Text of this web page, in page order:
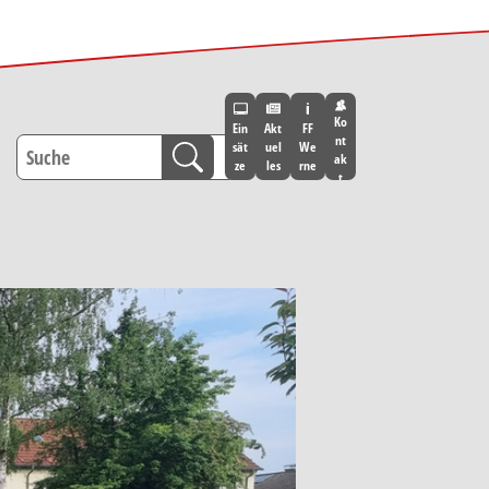
Ein
sät
ze
Akt
uel
les
FF
We
rne
Ko
nt
ak
t